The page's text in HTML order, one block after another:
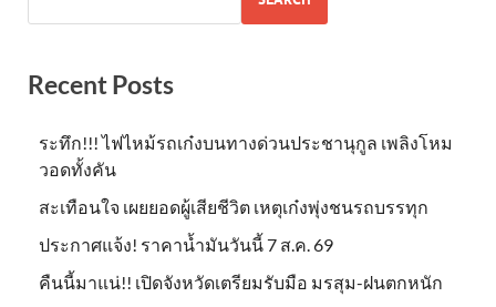
Recent Posts
ระทึก!!! ไฟไหม้รถเก๋งบนทางด่วนประชานุกูล เพลิงโหม
วอดทั้งคัน
สะเทือนใจ เผยยอดผู้เสียชีวิต เหตุเก๋งพุ่งชนรถบรรทุก
ประกาศแจ้ง! ราคาน้ำมันวันนี้ 7 ส.ค. 69
คืนนี้มาแน่!! เปิดจังหวัดเตรียมรับมือ มรสุม-ฝนตกหนัก